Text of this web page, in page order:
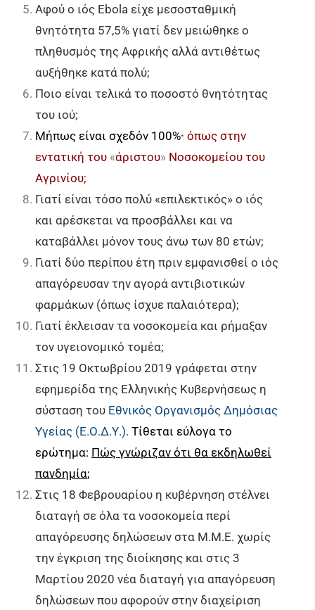
Αφού ο ιός Ebola είχε μεσοσταθμική
θνητότητα 57,5% γιατί δεν μειώθηκε ο
πληθυσμός της Αφρικής αλλά αντιθέτως
αυξήθηκε κατά πολύ;
Ποιο είναι τελικά το ποσοστό θνητότητας
του ιού;
Μήπως είναι σχεδόν 100%· όπως στην
εντατική του «άριστου» Νοσοκομείου του
Αγρινίου;
Γιατί είναι τόσο πολύ «επιλεκτικός» ο ιός
και αρέσκεται να προσβάλλει και να
καταβάλλει μόνον τους άνω των 80 ετών;
Γιατί δύο περίπου έτη πριν εμφανισθεί ο ιός
απαγόρευσαν την αγορά αντιβιοτικών
φαρμάκων (όπως ίσχυε παλαιότερα);
Γιατί έκλεισαν τα νοσοκομεία και ρήμαξαν
τον υγειονομικό τομέα;
Στις 19 Οκτωβρίου 2019 γράφεται στην
εφημερίδα της Ελληνικής Κυβερνήσεως η
σύσταση του Εθνικός Οργανισμός Δημόσιας
Υγείας (Ε.Ο.Δ.Υ.). Τίθεται εύλογα το
ερώτημα: Πώς γνώριζαν ότι θα εκδηλωθεί
πανδημία;
Στις 18 Φεβρουαρίου η κυβέρνηση στέλνει
διαταγή σε όλα τα νοσοκομεία περί
απαγόρευσης δηλώσεων στα Μ.Μ.Ε. χωρίς
την έγκριση της διοίκησης και στις 3
Μαρτίου 2020 νέα διαταγή για απαγόρευση
δηλώσεων που αφορούν στην διαχείριση